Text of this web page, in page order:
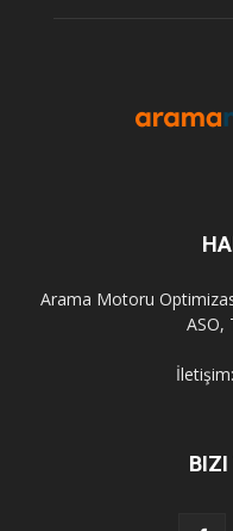
Arama Motoru
ASO,
İletişim:
BIZI